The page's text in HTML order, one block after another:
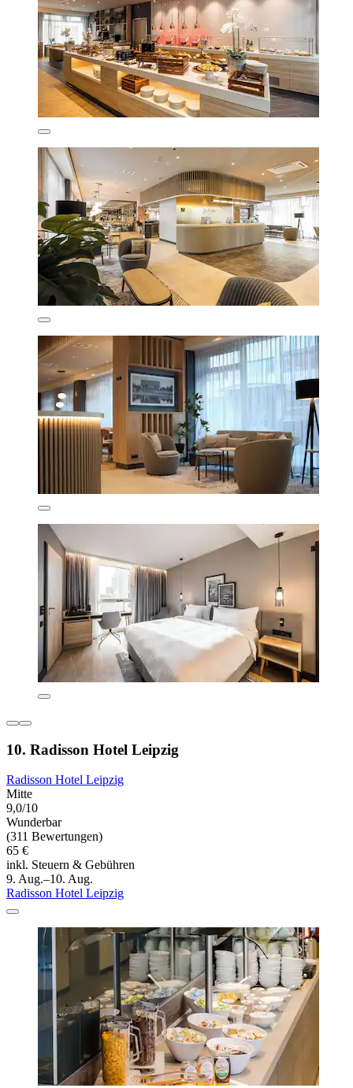
10. Radisson Hotel Leipzig
Radisson Hotel Leipzig
Mitte
9,0/10
Wunderbar
(311 Bewertungen)
65 €
inkl. Steuern & Gebühren
9. Aug.–10. Aug.
Radisson Hotel Leipzig